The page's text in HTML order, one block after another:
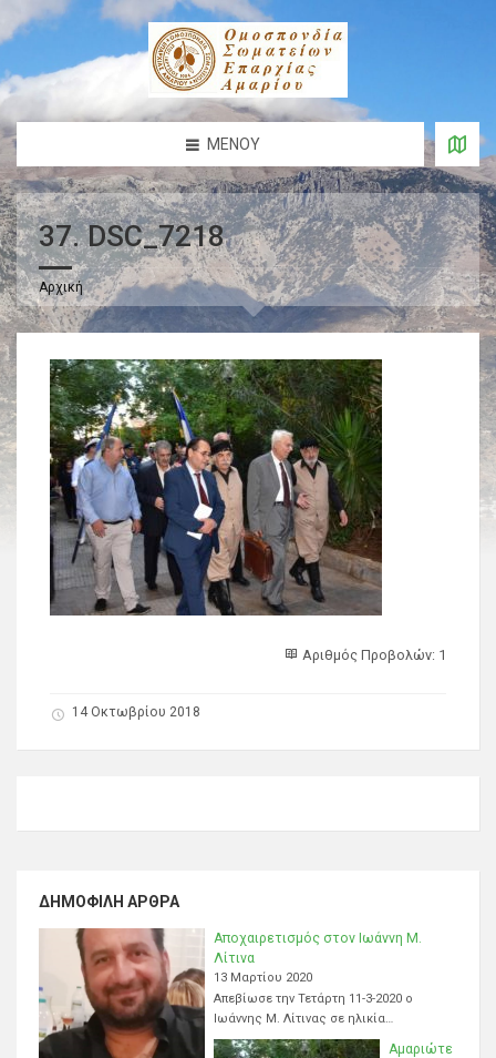
ΜΕΝΟΎ
37. DSC_7218
Αρχική
Αριθμός Προβολών: 1
14 Οκτωβρίου 2018
ΔΗΜΟΦΙΛΉ ΆΡΘΡΑ
Αποχαιρετισμός στον Ιωάννη Μ.
Λίτινα
13 Μαρτίου 2020
Απεβίωσε την Τετάρτη 11-3-2020 ο
Ιωάννης Μ. Λίτινας σε ηλικία…
Αμαριώτε